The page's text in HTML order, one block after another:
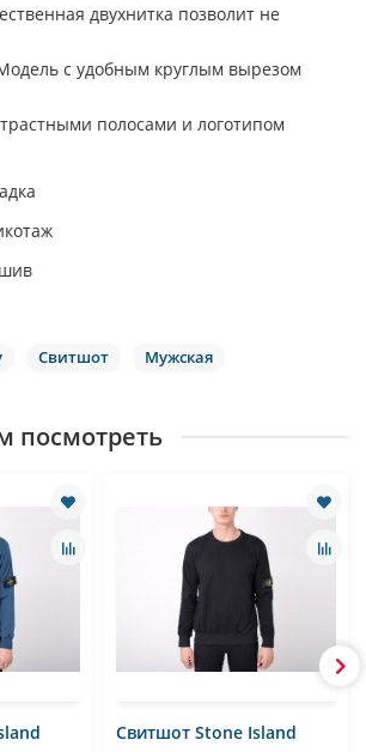
двухнитка позволит не
с удобным круглым вырезом
полосами и логотипом
Свитшот Мужская
посмотреть
Свитшот Stone Island